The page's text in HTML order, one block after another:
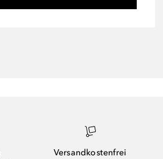
Versandkostenfrei